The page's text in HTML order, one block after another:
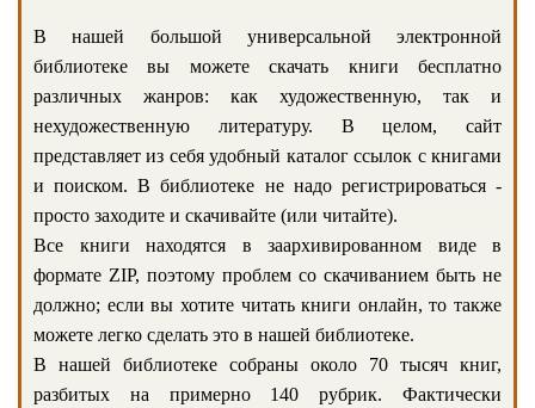
В нашей большой универсальной электронной
библиотеке вы можете скачать книги бесплатно
различных жанров: как художественную, так и
нехудожественную литературу. В целом, сайт
представляет из себя удобный каталог ссылок с книгами
и поиском. В библиотеке не надо регистрироваться -
просто заходите и скачивайте (или читайте).
Все книги находятся в заархивированном виде в
формате ZIP, поэтому проблем со скачиванием быть не
должно; если вы хотите читать книги онлайн, то также
можете легко сделать это в нашей библиотеке.
В нашей библиотеке собраны около 70 тысяч книг,
разбитых на примерно 140 рубрик. Фактически